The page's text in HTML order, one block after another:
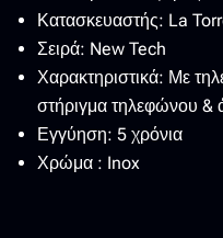
Κατασκευαστής: La
Σειρά: New Tech
Χαρακτηριστικά: Με
στήριγμα τηλεφώνου
Εγγύηση: 5 χρόνια
Χρώμα : Inox